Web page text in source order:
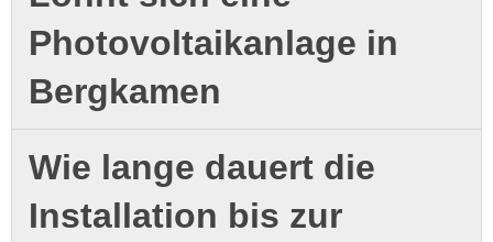
Photovoltaikanlage in
Bergkamen
Wie lange dauert die
Installation bis zur